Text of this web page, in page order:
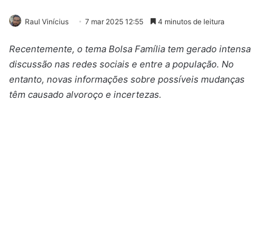
Raul Vinícius 7 mar 2025 12:55 4 minutos de leitura
Recentemente, o tema Bolsa Família tem gerado intensa
discussão nas redes sociais e entre a população. No
entanto, novas informações sobre possíveis mudanças
têm causado alvoroço e incertezas.